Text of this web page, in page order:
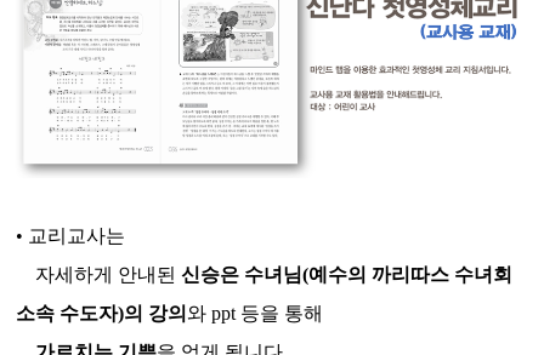
• 교리교사는
자세하게 안내된신승은 수녀님(예수의 까리따스 수녀회
소속 수도자)의 강의와 ppt 등을 통해